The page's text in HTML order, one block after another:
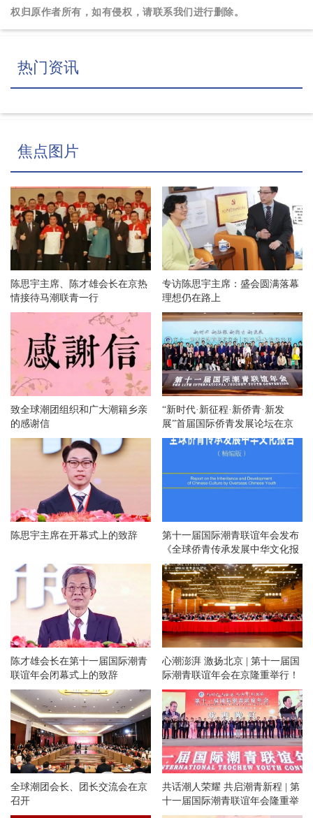
权归原作者所有，如有侵权，请联系我们进行删除。
热门资讯
焦点图片
陈思宇主席、陈才雄会长在京热
情接待马潮联青一行
专访陈思宇主席：盛会圆满落幕
理想仍在路上
致全球潮团组织和广大潮籍乡亲
的感谢信
“新时代·新征程·新侨青·新发
展”首届国际侨青发展论坛在京
举办
陈思宇主席在开幕式上的致辞
第十一届国际潮青联谊年会发布
《全球侨青传承发展中华文化报
告》
陈才雄会长在第十一届国际潮青
联谊年会闭幕式上的致辞
心潮澎湃 激扬北京 | 第十一届国
际潮青联谊年会在京隆重举行！
全球潮团会长、团长交流会在京
召开
共话潮人荣耀 共启潮青新程 | 第
十一届国际潮青联谊年会隆重举
办欢迎晚宴和专场文艺晚会！